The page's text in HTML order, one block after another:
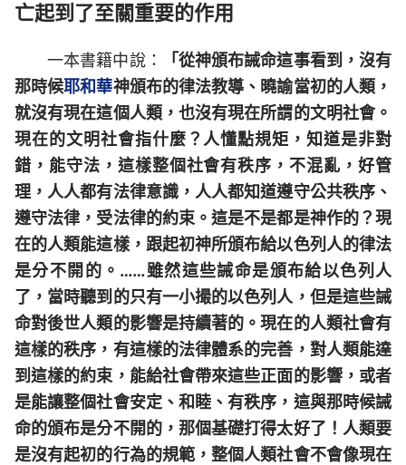
亡起到了至關重要的作用
一本書籍中說：
「從神頒布誡命這事看到，沒有
那時候耶和華神頒布的律法教導、曉諭當初的人類，
就沒有現在這個人類，也沒有現在所謂的文明社會。
現在的文明社會指什麼？人懂點規矩，知道是非對
錯，能守法，這樣整個社會有秩序，不混亂，好管
理，人人都有法律意識，人人都知道遵守公共秩序、
遵守法律，受法律的約束。這是不是都是神作的？現
在的人類能這樣，跟起初神所頒布給以色列人的律法
是分不開的。……雖然這些誡命是頒布給以色列人
了，當時聽到的只有一小撮的以色列人，但是這些誡
命對後世人類的影響是持續著的。現在的人類社會有
這樣的秩序，有這樣的法律體系的完善，對人類能達
到這樣的約束，能給社會帶來這些正面的影響，或者
是能讓整個社會安定、和睦、有秩序，這與那時候誡
命的頒布是分不開的，那個基礎打得太好了！人類要
是沒有起初的行為的規範，整個人類社會不會像現在